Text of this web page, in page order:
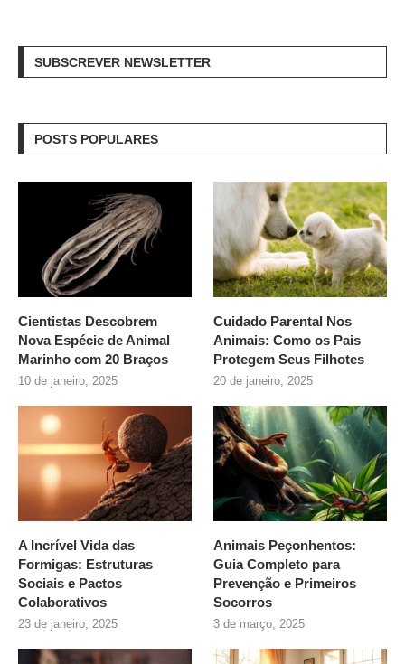
SUBSCREVER NEWSLETTER
POSTS POPULARES
Cientistas Descobrem
Nova Espécie de Animal
Marinho com 20 Braços
10 de janeiro, 2025
Cuidado Parental Nos
Animais: Como os Pais
Protegem Seus Filhotes
20 de janeiro, 2025
A Incrível Vida das
Formigas: Estruturas
Sociais e Pactos
Colaborativos
23 de janeiro, 2025
Animais Peçonhentos:
Guia Completo para
Prevenção e Primeiros
Socorros
3 de março, 2025